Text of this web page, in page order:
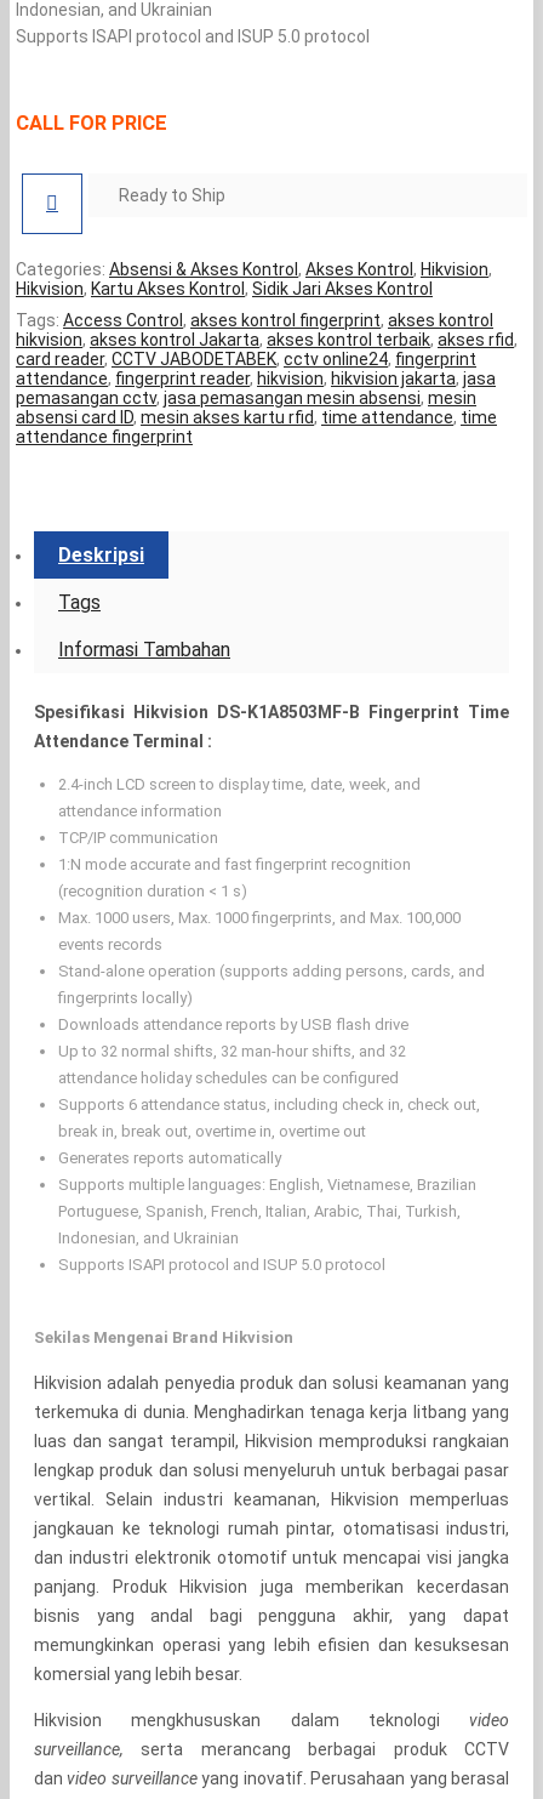
Indonesian, and Ukrainian
Supports ISAPI protocol and ISUP 5.0 protocol
CALL FOR PRICE
Ready to Ship
Categories: Absensi & Akses Kontrol , Akses Kontrol , Hikvision,
Hikvision, Kartu Akses Kontrol , Sidik Jari Akses Kontrol
Tags: Access Control , akses kontrol fingerprint, akses kontrol
hikvision, akses kontrol Jakarta, akses kontrol terbaik, akses rfid,
card reader, CCTV JABODETABEK, cctv online24, fingerprint
attendance, fingerprint reader, hikvision, hikvision jakarta, jasa
pemasangan cctv, jasa pemasangan mesin absensi, mesin
absensi card ID, mesin akses kartu rfid, time attendance, time
attendance fingerprint
Deskripsi
Tags
Informasi Tambahan
Spesifikasi Hikvision DS-K1A8503MF-B Fingerprint Time
Attendance Terminal :
2.4-inch LCD screen to display time, date, week, and
attendance information
TCP/IP communication
1:N mode accurate and fast fingerprint recognition
(recognition duration < 1 s)
Max. 1000 users, Max. 1000 fingerprints, and Max. 100,000
events records
Stand-alone operation (supports adding persons, cards, and
fingerprints locally)
Downloads attendance reports by USB flash drive
Up to 32 normal shifts, 32 man-hour shifts, and 32
attendance holiday schedules can be configured
Supports 6 attendance status, including check in, check out,
break in, break out, overtime in, overtime out
Generates reports automatically
Supports multiple languages: English, Vietnamese, Brazilian
Portuguese, Spanish, French, Italian, Arabic, Thai, Turkish,
Indonesian, and Ukrainian
Supports ISAPI protocol and ISUP 5.0 protocol
Sekilas Mengenai Brand Hikvision
Hikvision adalah penyedia produk dan solusi keamanan yang
terkemuka di dunia. Menghadirkan tenaga kerja litbang yang
luas dan sangat terampil, Hikvision memproduksi rangkaian
lengkap produk dan solusi menyeluruh untuk berbagai pasar
vertikal. Selain industri keamanan, Hikvision memperluas
jangkauan ke teknologi rumah pintar, otomatisasi industri,
dan industri elektronik otomotif untuk mencapai visi jangka
panjang. Produk Hikvision juga memberikan kecerdasan
bisnis yang andal bagi pengguna akhir, yang dapat
memungkinkan operasi yang lebih efisien dan kesuksesan
komersial yang lebih besar.
Hikvision mengkhususkan dalam teknologi video
surveillance, serta merancang berbagai produk CCTV
danvideo surveillanceyang inovatif. Perusahaan yang berasal